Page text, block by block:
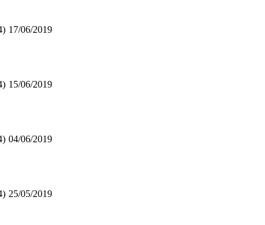
17/06/2019
15/06/2019
04/06/2019
25/05/2019